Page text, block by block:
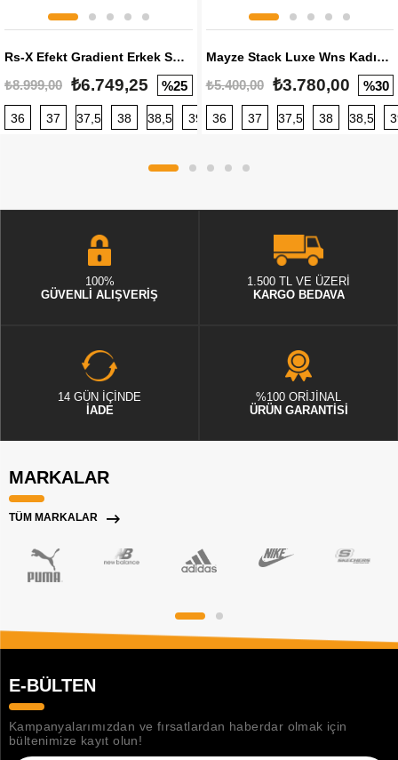
Rs-X Efekt Gradient Erkek Sneaker
₺8.999,00 ₺6.749,25 %25
36 37 37,5 38 38,5 39 40 40,5 41 42 42,5
Mayze Stack Luxe Wns Kadın Sneaker
₺5.400,00 ₺3.780,00 %30
36 37 37,5 38 38,5
100%
GÜVENLİ ALIŞVERİŞ
1.500 TL VE ÜZERİ
KARGO BEDAVA
14 GÜN İÇİNDE
İADE
%100 ORİJİNAL
ÜRÜN GARANTİSİ
MARKALAR
TÜM MARKALAR
E-BÜLTEN
Kampanyalarımızdan ve fırsatlardan haberdar olmak için
bültenimize kayıt olun!